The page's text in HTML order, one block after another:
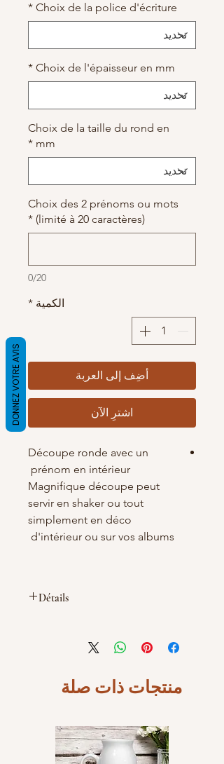
Choix de la police d'écriture
*
Choix de l'épaisseur en mm
*
Choix de la taille du rond en
mm
*
Choix des 2 prénoms ou mots
(limité à 20 caractères)
*
0/20
الكمية *
أضِف إلى العربة
اشترِ الآن
Découpe ronde avec un
prénom en intérieur
Magnifique découpe peut
servir en shaker ou tout
simplement en déco
d'intérieur ou sur vos albums
Détails
mm(10cm), 150 mm (15cm) ,200
mm(20cm) au choix
de 1.5mm ou 3mm d'épaisseur
*Quelques petites traces de
les découpes mais cela est du au
découpage laser.
Fabrication Française et
منتجات ذات صلة
DONNEZ VOTRE AVIS